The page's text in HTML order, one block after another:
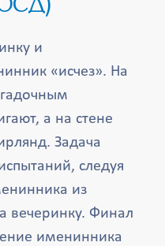
и
«исчез». На
а на стене
Задача
следуя
из
вечеринку. Финал
именинника